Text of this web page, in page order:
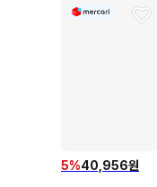
5%40,956원